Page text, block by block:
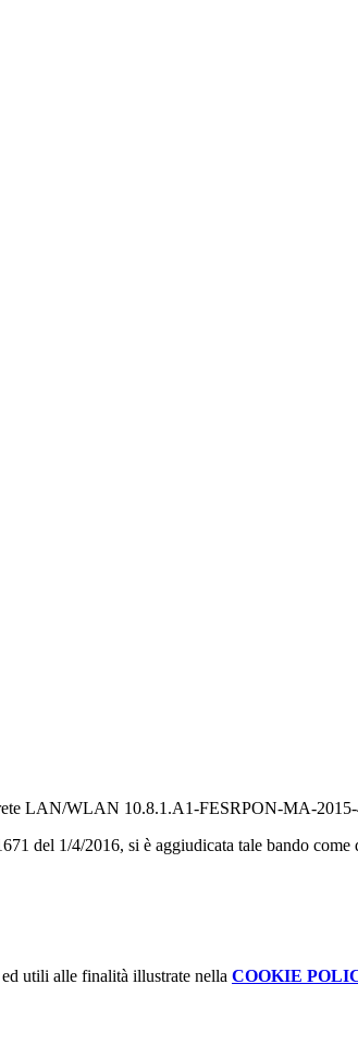
LAN/WLAN 10.8.1.A1-FESRPON-MA-
del 1/4/2016, si è aggiudicata tale bando
utili alle finalità illustrate nella COOKIE